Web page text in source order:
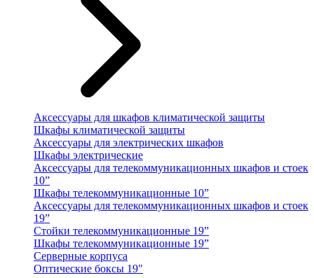
Аксессуары для шкафов климатической защиты
Шкафы климатической защиты
Аксессуары для электрических шкафов
Шкафы электрические
Аксессуары для телекоммуникационных шкафов и стоек
10”
Шкафы телекоммуникационные 10”
Аксессуары для телекоммуникационных шкафов и стоек
19”
Стойки телекоммуникационные 19”
Шкафы телекоммуникационные 19”
Серверные корпуса
Оптические боксы 19"